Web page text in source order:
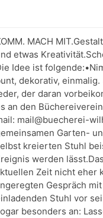
MACH
etwas
Idee ist
dekorativ,
der daran
an den
mail@buecherei-
Garten-
kreierten Stuhl
werden
Zeit nicht eher
Gespräch
Stuhl vor
besonders an: